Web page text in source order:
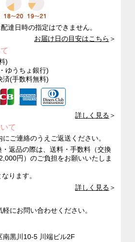
達日時の指定はできません。
お届け日の目安はこちら ＞
)
ゆうちょ銀行)
済(手数料無料)
詳しく見る ＞
て
ご連絡のうえご返送ください。
返品の際は、送料・手数料（交換
円）のご負担をお願いいたしま
ります。
詳しく見る ＞
にお問い合わせください。
南黒川10-5 川端ビル2F